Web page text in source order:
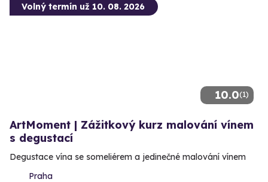
10.0(1)
Volný termín už 10. 08. 2026
ArtMoment | Zážitkový kurz malování vínem
s degustací
Degustace vína se someliérem a jedinečné malování vínem
Praha